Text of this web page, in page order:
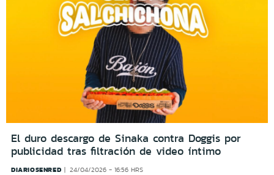
El duro descargo de Sinaka contra Doggis por
publicidad tras filtración de video íntimo
DIARIOSENRED 24/04/2026 - 16:56 HRS